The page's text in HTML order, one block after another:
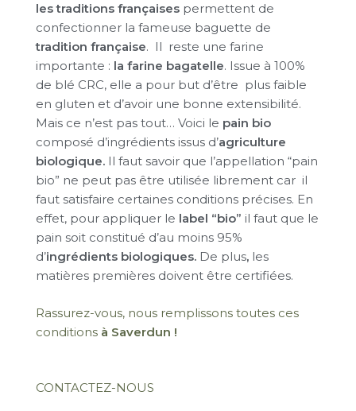
les traditions françaises permettent de
confectionner la fameuse baguette de
tradition française. Il reste une farine
importante : la farine bagatelle. Issue à 100%
de blé CRC, elle a pour but d’être plus faible
en gluten et d’avoir une bonne extensibilité.
Mais ce n’est pas tout… Voici le pain bio
composé d’ingrédients issus d’agriculture
biologique. Il faut savoir que l’appellation “pain
bio” ne peut pas être utilisée librement car il
faut satisfaire certaines conditions précises. En
effet, pour appliquer le label “bio” il faut que le
pain soit constitué d’au moins 95%
d’ingrédients biologiques. De plus, les
matières premières doivent être certifiées.
Rassurez-vous, nous remplissons toutes ces
conditions à Saverdun !
CONTACTEZ-NOUS